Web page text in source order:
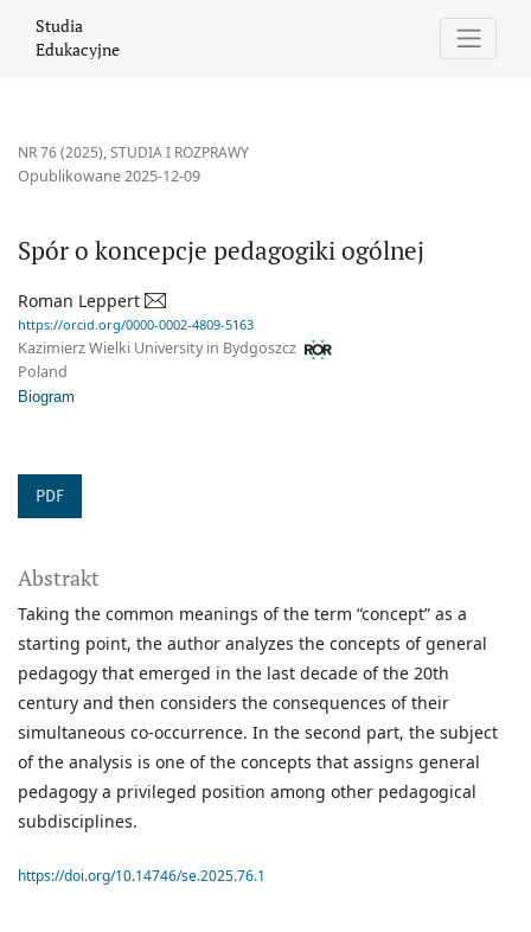
Studia
Edukacyjne
NR 76 (2025),STUDIA I ROZPRAWY
Spór o koncepcje pedagogiki ogólnej
Opublikowane 2025-12-09
Roman Leppert
https://orcid.org/0000-0002-4809-5163
Kazimierz Wielki University in Bydgoszcz
Poland
Biogram
PDF
Abstrakt
Taking the common meanings of the term “concept” as a
starting point, the author analyzes the concepts of general
pedagogy that emerged in the last decade of the 20th
century and then considers the consequences of their
simultaneous co-occurrence. In the second part, the subject
of the analysis is one of the concepts that assigns general
pedagogy a privileged position among other pedagogical
subdisciplines.
https://doi.org/10.14746/se.2025.76.1